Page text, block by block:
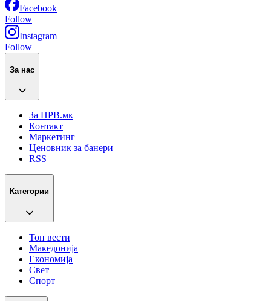
Facebook
Follow
Instagram
Follow
За нас
За ПРВ.мк
Контакт
Маркетинг
Ценовник за банери
RSS
Категории
Топ вести
Македонија
Економија
Свет
Спорт